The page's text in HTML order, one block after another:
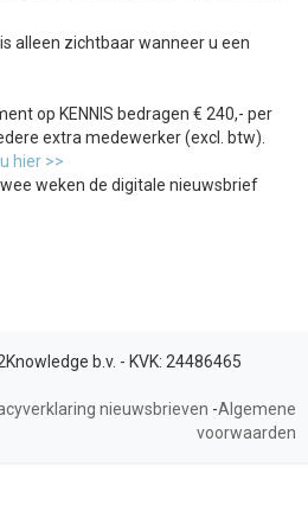
alleen zichtbaar wanneer u een
op KENNIS bedragen € 240,- per
extra medewerker (excl. btw).
hier >>
weken de digitale nieuwsbrief
b.v. - KVK: 24486465
nieuwsbrieven -Algemene
voorwaarden